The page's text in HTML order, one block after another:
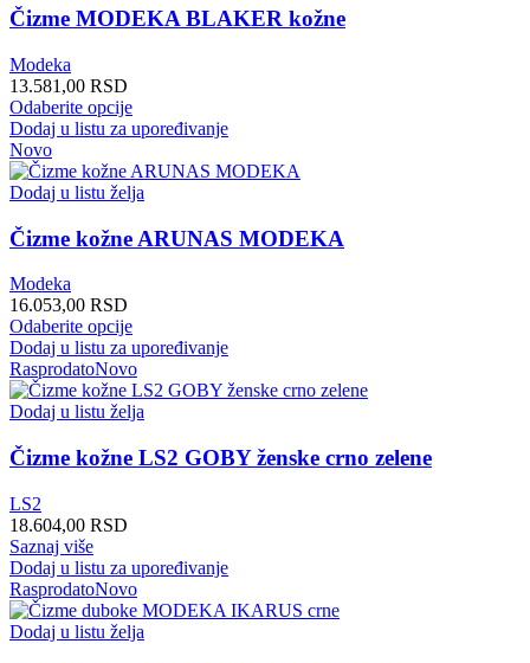
mogu
biti
proizvoda.
Čizme MODEKA BLAKER kožne
Modeka
13.581,00 RSD
Odaberite opcijeOvaj
proizvod
više
varijanti.
mogu
biti
proizvoda.
Dodaj u listu za upoređivanje
Novo
Dodaj u listu želja
Čizme kožne ARUNAS MODEKA
Modeka
16.053,00 RSD
Odaberite opcijeOvaj
proizvod
ima
više
varijanti.
mogu
biti
proizvoda.
Dodaj u listu za upoređivanje
RasprodatoNovo
Dodaj u listu želja
Čizme kožne LS2 GOBY ženske crno zelene
LS2
18.604,00 RSD
Saznaj više
Dodaj u listu za upoređivanje
RasprodatoNovo
Dodaj u listu želja